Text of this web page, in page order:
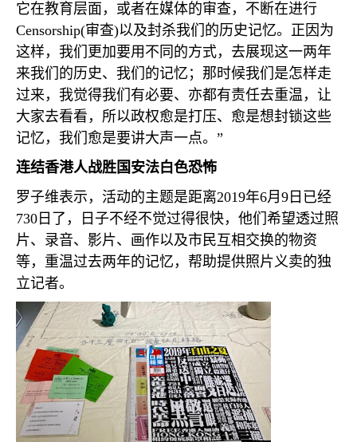
它在教育层面，或者在媒体的审查，不断在进行
Censorship(审查)以及封杀我们的历史记忆。正因为
这样，我们更加要用不同的方式，去展现这一两年
来我们的历史、我们的记忆；那时候我们是怎样走
过来，我觉得我们有必要、亦都有责任去重温，让
大家去看看，所以政权愈是打压、愈是想封锁这些
记忆，我们愈是要讲大声一点。”
连结香港人战胜国安法白色恐怖
罗子维表示，活动的主题是距离2019年6月 9 日已经
730 日了，日子不经不觉过得很快，他们希望透过照
片、录音、影片、画作以及市民互相交换的物资
等，重温过去两年的记忆，帮助提供照片义卖的独
立记者。